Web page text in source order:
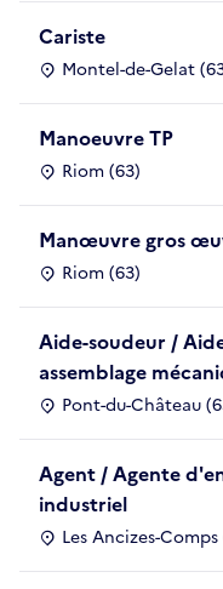
Cariste
Montel-de-Gelat
Manoeuvre TP
Riom (63)
Manœuvre gros
Riom (63)
Aide-soudeur /
assemblage
Pont-du-Château
Agent / Agente
industriel
Les Ancizes-Comps